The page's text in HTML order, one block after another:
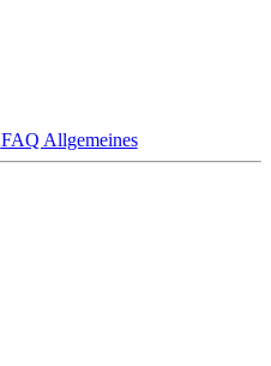
FAQ Allgemeines